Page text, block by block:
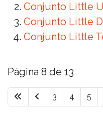
Conjunto Little
Conjunto Little
Conjunto Little
Página 8 de 13
3 4 5